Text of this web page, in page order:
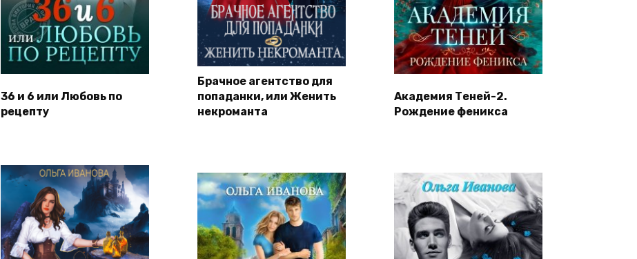
36 и 6 или Любовь по
рецепту
Брачное агентство для
попаданки, или Женить
некроманта
Академия Теней-2.
Рождение феникса